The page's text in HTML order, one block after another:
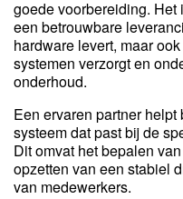
goede voorbereiding.
een betrouwbare
hardware levert, maar
systemen verzorgt en
onderhoud.
Een ervaren partner
systeem dat past bij de
Dit omvat het bepalen
opzetten van een stabiel
van medewerkers.